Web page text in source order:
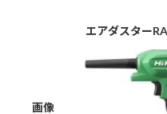
エアダスター
画像